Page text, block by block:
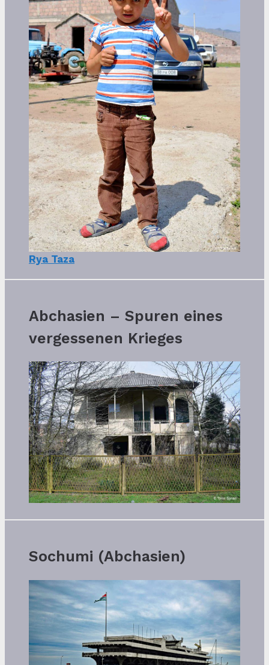
Rya Taza
Abchasien – Spuren eines
vergessenen Krieges
Sochumi (Abchasien)